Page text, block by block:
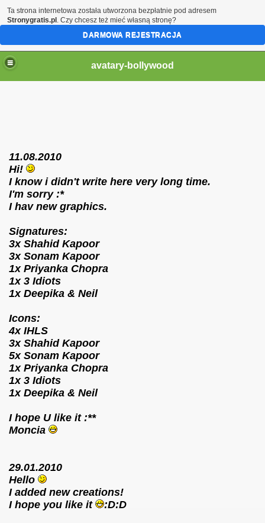
avatary-bollywood
11.08.2010
Hi!
I know i didn't write here very long time.
I'm sorry :*
I hav new graphics.
Signatures:
3x Shahid Kapoor
3x Sonam Kapoor
1x Priyanka Chopra
1x 3 Idiots
1x Deepika & Neil
Icons:
4x IHLS
3x Shahid Kapoor
5x Sonam Kapoor
1x Priyanka Chopra
1x 3 Idiots
1x Deepika & Neil
I hope U like it :**
Moncia
29.01.2010
Hello
I added new creations!
I hope you like it
:D:D
Ta strona internetowa została utworzona bezpłatnie pod adresem
Stronygratis.pl . Czy chcesz też mieć własną stronę?
DARMOWA REJESTRACJA